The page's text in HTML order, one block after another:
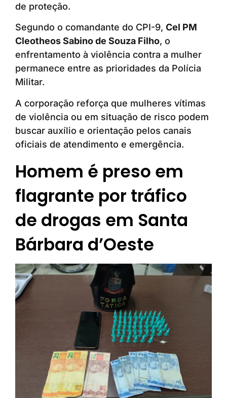
de proteção.
Segundo o comandante do CPI-9, Cel PM
Cleotheos Sabino de Souza Filho, o
enfrentamento à violência contra a mulher
permanece entre as prioridades da Polícia
Militar.
A corporação reforça que mulheres vítimas
de violência ou em situação de risco podem
buscar auxílio e orientação pelos canais
oficiais de atendimento e emergência.
Homem é preso em
flagrante por tráfico
de drogas em Santa
Bárbara d’Oeste